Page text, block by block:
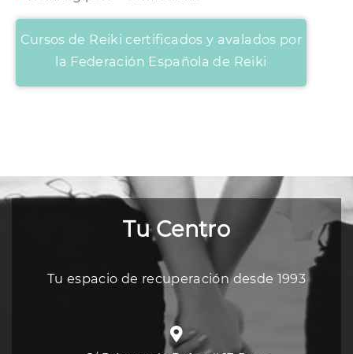
Cursos de Reiki certificados y avalados por
la Federación Española de Reiki
Tu Centro
Tu espacio de recuperación desde 1993